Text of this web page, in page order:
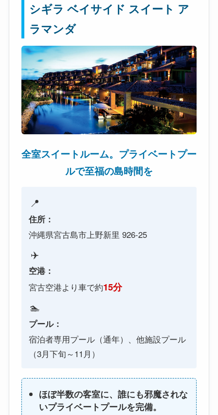
シギラ ベイサイド スイート ア
ラマンダ
全室スイートルーム。プライベートプー
ルで至福の島時間を
📍
住所：
沖縄県宮古島市上野新里 926-25
✈️
空港：
宮古空港より車で約15分
🏊
プール：
宿泊者専用プール（通年）、他施設プール
（3月下旬～11月）
ほぼ半数の客室に、誰にも邪魔されな
いプライベートプールを完備。